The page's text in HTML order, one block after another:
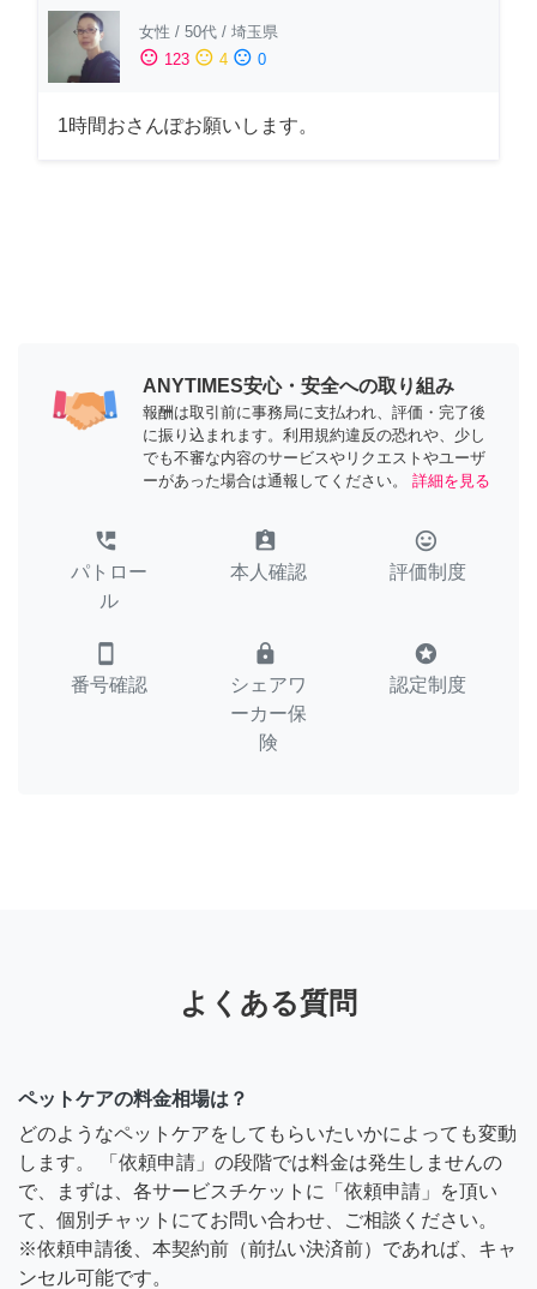
女性 / 50代 / 埼玉県
sentiment_satisfied 123 sentiment_neutral 4 sentiment_dissatisfied 0
1時間おさんぽお願いします。
ANYTIMES安心・安全への取り組み
報酬は取引前に事務局に支払われ、評価・完了後
に振り込まれます。利用規約違反の恐れや、少し
でも不審な内容のサービスやリクエストやユーザ
ーがあった場合は通報してください。
詳細を見る
perm_phone_msg
パトロー
ル
assignment_ind
本人確認
tag_faces
評価制度
smartphone
番号確認
lock
シェアワ
ーカー保
険
stars
認定制度
よくある質問
ペットケアの料金相場は？
どのようなペットケアをしてもらいたいかによっても変動
します。 「依頼申請」の段階では料金は発生しませんの
で、まずは、各サービスチケットに「依頼申請」を頂い
て、個別チャットにてお問い合わせ、ご相談ください。
※依頼申請後、本契約前（前払い決済前）であれば、キャ
ンセル可能です。